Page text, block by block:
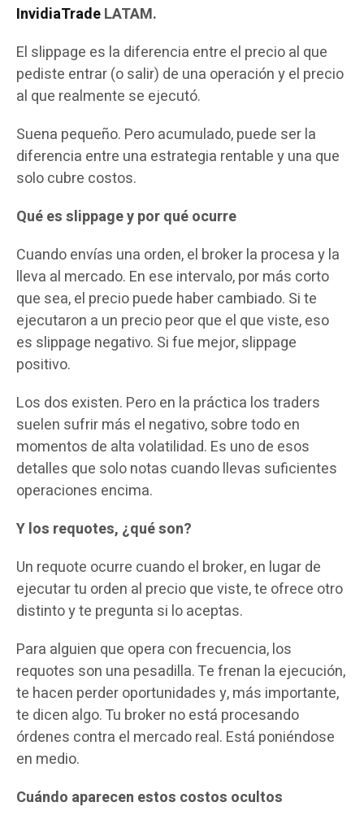
InvidiaTradeLATAM.
El slippage es la diferencia entre el precio al que
pediste entrar (o salir) de una operación y el precio
al que realmente se ejecutó.
Suena pequeño. Pero acumulado, puede ser la
diferencia entre una estrategia rentable y una que
solo cubre costos.
Qué es slippage y por qué ocurre
Cuando envías una orden, el broker la procesa y la
lleva al mercado. En ese intervalo, por más corto
que sea, el precio puede haber cambiado. Si te
ejecutaron a un precio peor que el que viste, eso
es slippage negativo. Si fue mejor, slippage
positivo.
Los dos existen. Pero en la práctica los traders
suelen sufrir más el negativo, sobre todo en
momentos de alta volatilidad. Es uno de esos
detalles que solo notas cuando llevas suficientes
operaciones encima.
Y los requotes, ¿qué son?
Un requote ocurre cuando el broker, en lugar de
ejecutar tu orden al precio que viste, te ofrece otro
distinto y te pregunta si lo aceptas.
Para alguien que opera con frecuencia, los
requotes son una pesadilla. Te frenan la ejecución,
te hacen perder oportunidades y, más importante,
te dicen algo. Tu broker no está procesando
órdenes contra el mercado real. Está poniéndose
en medio.
Cuándo aparecen estos costos ocultos